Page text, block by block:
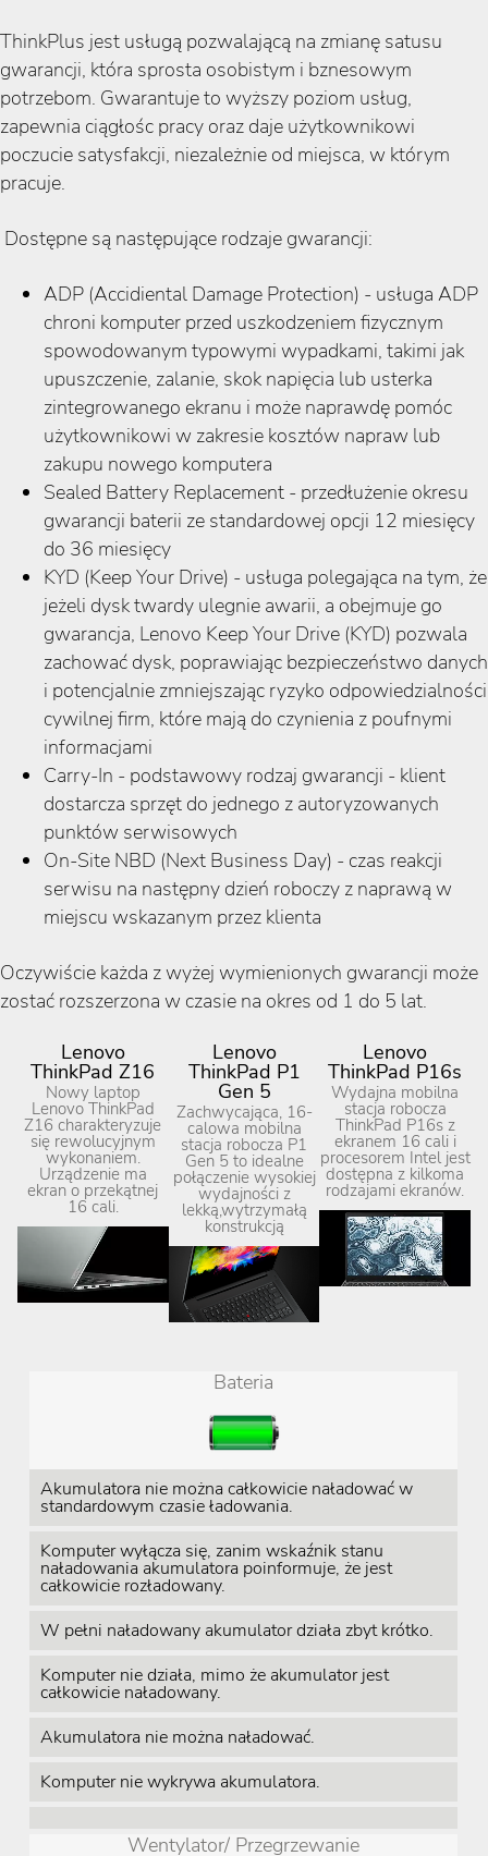
ThinkPlus jest usługą pozwalającą na zmianę satusu
gwarancji, która sprosta osobistym i bznesowym
potrzebom. Gwarantuje to wyższy poziom usług,
zapewnia ciągłośc pracy oraz daje użytkownikowi
poczucie satysfakcji, niezależnie od miejsca, w którym
pracuje.
Dostępne są następujące rodzaje gwarancji:
ADP (Accidiental Damage Protection) - usługa ADP
chroni komputer przed uszkodzeniem fizycznym
spowodowanym typowymi wypadkami, takimi jak
upuszczenie, zalanie, skok napięcia lub usterka
zintegrowanego ekranu i może naprawdę pomóc
użytkownikowi w zakresie kosztów napraw lub
zakupu nowego komputera
Sealed Battery Replacement - przedłużenie okresu
gwarancji baterii ze standardowej opcji 12 miesięcy
do 36 miesięcy
KYD (Keep Your Drive) - usługa polegająca na tym, że
jeżeli dysk twardy ulegnie awarii, a obejmuje go
gwarancja, Lenovo Keep Your Drive (KYD) pozwala
zachować dysk, poprawiając bezpieczeństwo danych
i potencjalnie zmniejszając ryzyko odpowiedzialności
cywilnej firm, które mają do czynienia z poufnymi
informacjami
Carry-In - podstawowy rodzaj gwarancji - klient
dostarcza sprzęt do jednego z autoryzowanych
punktów serwisowych
On-Site NBD (Next Business Day) - czas reakcji
serwisu na następny dzień roboczy z naprawą w
miejscu wskazanym przez klienta
Oczywiście każda z wyżej wymienionych gwarancji może
zostać rozszerzona w czasie na okres od 1 do 5 lat.
Lenovo
ThinkPad Z16
Nowy laptop
Lenovo ThinkPad
Z16 charakteryzuje
się rewolucyjnym
wykonaniem.
Urządzenie ma
ekran o przekątnej
16 cali.
Lenovo
ThinkPad P1
Gen 5
Zachwycająca, 16-
calowa mobilna
stacja robocza P1
Gen 5 to idealne
połączenie wysokiej
wydajności z
lekką,wytrzymałą
konstrukcją
Lenovo
ThinkPad P16s
Wydajna mobilna
stacja robocza
ThinkPad P16s z
ekranem 16 cali i
procesorem Intel jest
dostępna z kilkoma
rodzajami ekranów.
Bateria
Akumulatora nie można całkowicie naładować w
standardowym czasie ładowania.
Komputer wyłącza się, zanim wskaźnik stanu
naładowania akumulatora poinformuje, że jest
całkowicie rozładowany.
W pełni naładowany akumulator działa zbyt krótko.
Komputer nie działa, mimo że akumulator jest
całkowicie naładowany.
Akumulatora nie można naładować.
Komputer nie wykrywa akumulatora.
Wentylator/ Przegrzewanie